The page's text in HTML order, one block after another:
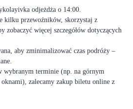
odjeżdża o 14:00.
kilku przewoźników, skorzystaj z
zobaczyć więcej szczegółów dotyczących
aby zminimalizować czas podróży –
wybranym terminie (np. na górnym
zalecamy zakup biletu online z